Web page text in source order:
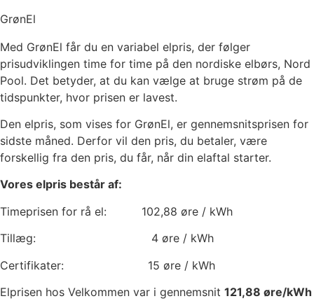
GrønEl
Med GrønEl får du en variabel elpris, der følger
prisudviklingen time for time på den nordiske elbørs, Nord
Pool. Det betyder, at du kan vælge at bruge strøm på de
tidspunkter, hvor prisen er lavest.
Den elpris, som vises for GrønEl, er gennemsnitsprisen for
sidste måned. Derfor vil den pris, du betaler, være
forskellig fra den pris, du får, når din elaftal starter.
Vores elpris består af:
Timeprisen for rå el: 102,88 øre / kWh
Tillæg: 4 øre / kWh
Certifikater: 15 øre / kWh
Elprisen hos Velkommen var i gennemsnit 121,88 øre/kWh